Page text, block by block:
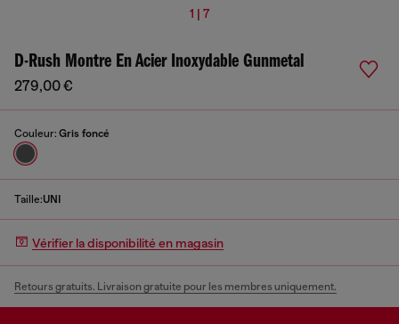
1 | 7
D-Rush Montre En Acier Inoxydable Gunmetal
279,00 €
Couleur: Gris foncé
Taille:UNI
Vérifier la disponibilité en magasin
Retours gratuits. Livraison gratuite pour les membres uniquement.